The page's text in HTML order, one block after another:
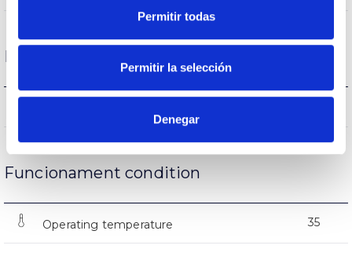
Permitir todas
Permitir la selección
Denegar
Life
Funcionament condition
Operating temperature 35